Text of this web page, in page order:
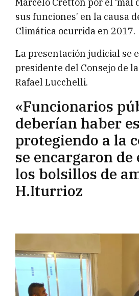
sus funciones’ en la causa
Climática ocurrida en 2017.
La presentación judicial se
presidente del Consejo de
Rafael Lucchelli.
«Funcionarios
deberían haber
protegiendo a la
se encargaron
los bolsillos de
H.Iturrioz